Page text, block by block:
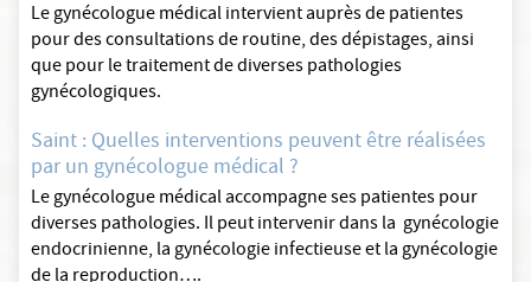
Le gynécologue médical intervient auprès de patientes
pour des consultations de routine, des dépistages, ainsi
que pour le traitement de diverses pathologies
gynécologiques.
Saint : Quelles interventions peuvent être réalisées
par un gynécologue médical ?
Le gynécologue médical accompagne ses patientes pour
diverses pathologies. Il peut intervenir dans la gynécologie
endocrinienne, la gynécologie infectieuse et la gynécologie